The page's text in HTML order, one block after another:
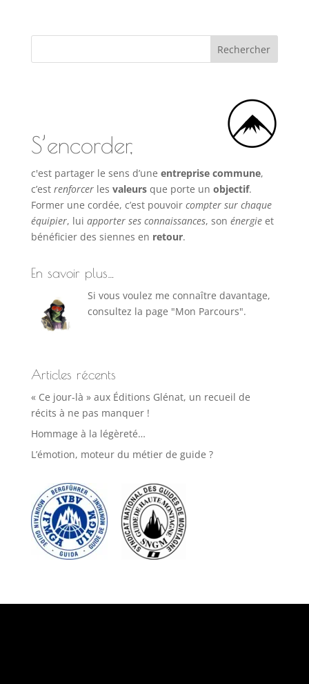
S’encorder,
c'est partager le sens d’une entreprise commune,
c’est renforcerles valeursque porte un objectif.
Former une cordée, c’est pouvoircompter sur chaque
équipier, lui apporter ses connaissances, son énergieet
bénéficier des siennes en retour.
En savoir plus…
Si vous voulez me connaître davantage,
consultez la page "Mon Parcours".
Articles récents
« Ce jour-là » aux Éditions Glénat, un recueil de
récits à ne pas manquer !
Hommage à la légèreté…
L’émotion, moteur du métier de guide ?